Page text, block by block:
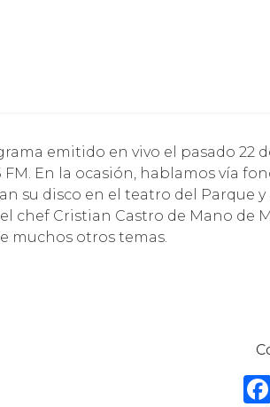
FM. En la ocasión, hablamos vía
su disco en el teatro del Parque
chef Cristian Castro de Mano de
muchos otros temas.